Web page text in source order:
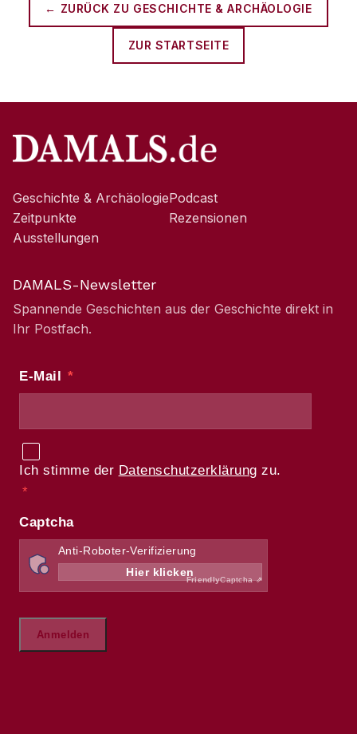
← ZURÜCK ZU GESCHICHTE & ARCHÄOLOGIE
ZUR STARTSEITE
Geschichte & Archäologie
Zeitpunkte
Ausstellungen
Podcast
Rezensionen
DAMALS-Newsletter
Spannende Geschichten aus der Geschichte direkt in
Ihr Postfach.